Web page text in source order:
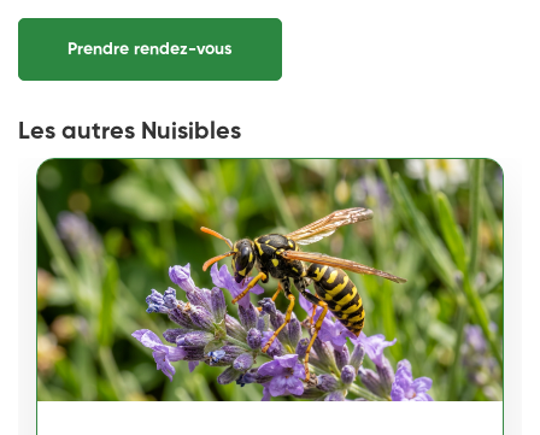
Prendre rendez-vous
Les autres Nuisibles